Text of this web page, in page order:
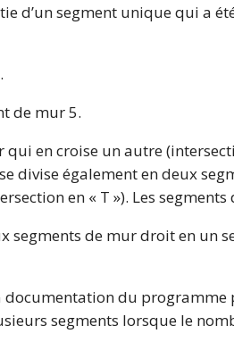
d’un segment unique qui a
de mur 5.
en croise un autre
divise également en deux
en « T »). Les
segments de mur droit en un
documentation du
segments lorsque le